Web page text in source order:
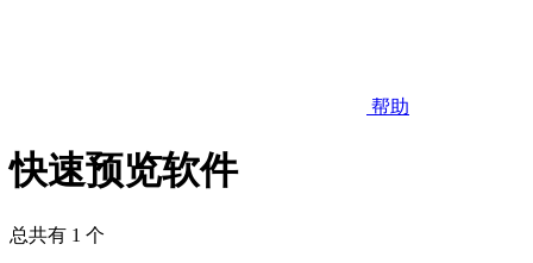
帮助
快速预览软件
总共有 1 个